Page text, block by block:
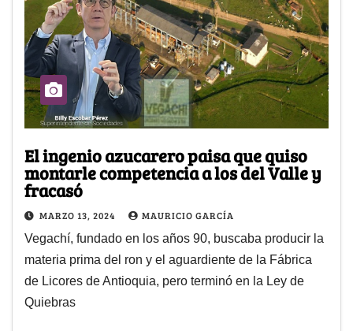
El ingenio azucarero paisa que quiso
montarle competencia a los del Valle y
fracasó
MARZO 13, 2024 MAURICIO GARCÍA
Vegachí, fundado en los años 90, buscaba producir la
materia prima del ron y el aguardiente de la Fábrica
de Licores de Antioquia, pero terminó en la Ley de
Quiebras